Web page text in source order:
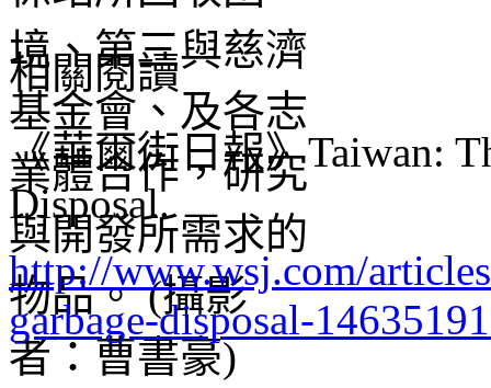
相關閱讀
《華爾街日報》Taiwan:
Disposal.
http://www.wsj.com/
garbage-disposal-